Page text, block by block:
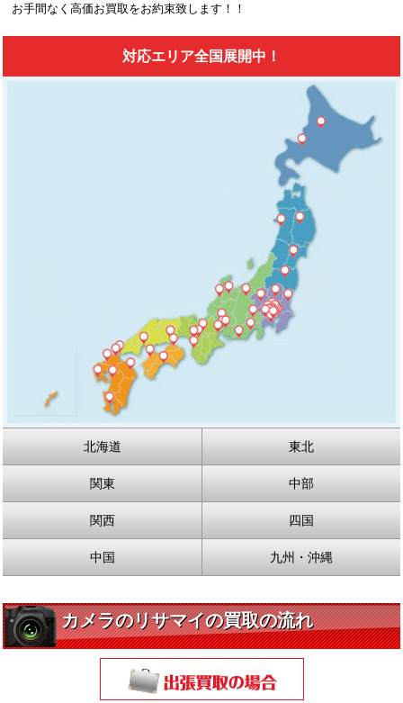
お手間なく高価お買取をお約束致します！！
対応エリア全国展開中！
北海道 東北
関東 中部
関西 四国
中国 九州・沖縄